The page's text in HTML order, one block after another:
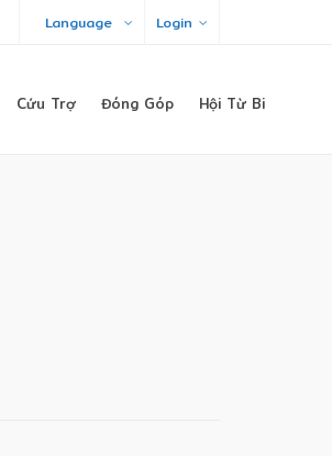
Language Login
Cứu Trợ Đóng Góp Hội Từ Bi